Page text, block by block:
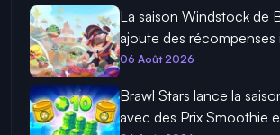
La saison Windstock de
ajoute des récompenses
06 Août 2026
Brawl Stars lance la
avec des Prix Smoothie